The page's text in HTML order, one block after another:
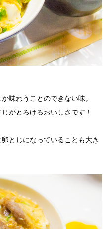
もみたこともないぞ？という大川村
のりや、心構えなどをご紹介！
村でしか買えない手作りのお土産、
ーや、村民の4倍が集う謝肉祭、村
村で体験できるあれやこれやをご紹
味わうことのできない味。
がとろけるおいしさです！
とじになっていることも大き